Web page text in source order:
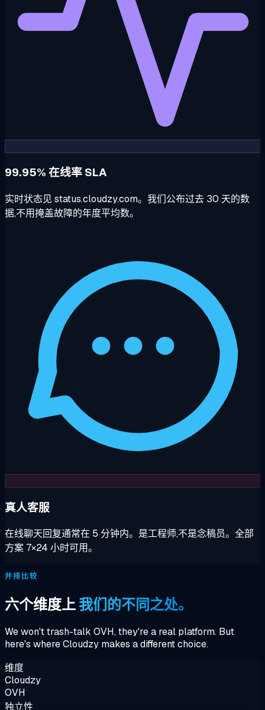
99.95% 在线率 SLA
实时状态见 status.cloudzy.com。我们公布过去 30 天的数
据,不用掩盖故障的年度平均数。
真人客服
在线聊天回复通常在 5 分钟内。是工程师,不是念稿员。全部
方案 7×24 小时可用。
并排比较
六个维度上我们的不同之处。
We won't trash-talk OVH, they're a real platform. But
here's where Cloudzy makes a different choice.
维度
Cloudzy
OVH
独立性